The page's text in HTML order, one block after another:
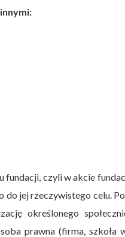
fundacji, czyli w akcie
do jej rzeczywistego celu.
określonego
prawna (firma,